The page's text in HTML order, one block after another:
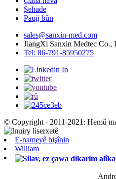
Şehade
Paqij bûn
sales@sanxin-med.com
JiangXi Sanxin Medtec Co.,
Tel: 86-791-85950275
© Copyright - 2011-2021: Hemû
E-nameyê bişînin
William